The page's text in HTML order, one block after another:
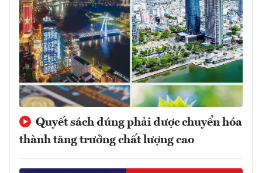
Quyết sách đúng phải được chuyển hóa
thành tăng trưởng chất lượng cao